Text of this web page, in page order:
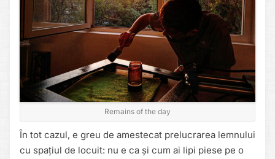
Remains of the day
În tot cazul, e greu de amestecat prelucrarea lemnului
cu spațiul de locuit: nu e ca și cum ai lipi piese pe o